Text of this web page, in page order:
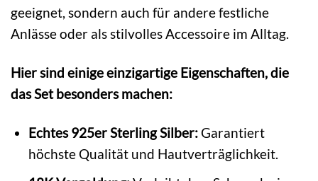
geeignet, sondern auch für andere festliche
Anlässe oder als stilvolles Accessoire im Alltag.
Hier sind einige einzigartige Eigenschaften, die
das Set besonders machen:
Echtes 925er Sterling Silber:Garantiert
höchste Qualität und Hautverträglichkeit.